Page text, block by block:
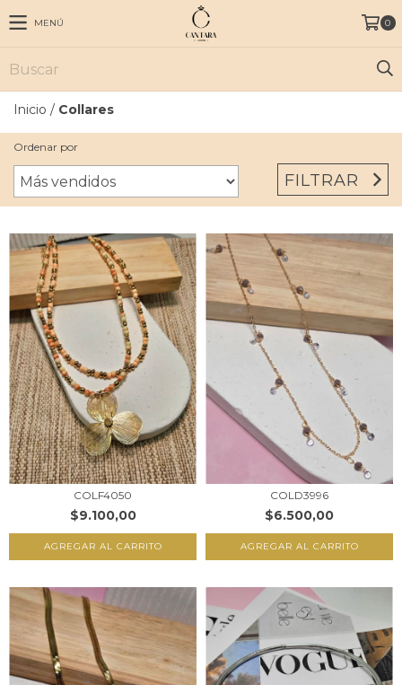
MENÚ 0
Inicio / Collares
Ordenar por
FILTRAR
COLF4050
$9.100,00
AGREGAR AL CARRITO
COLD3996
$6.500,00
AGREGAR AL CARRITO